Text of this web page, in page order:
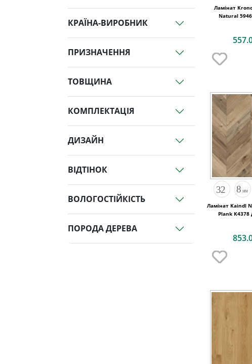
КРАЇНА-ВИРОБНИК
ПРИЗНАЧЕННЯ
ТОВЩИНА
КОМПЛЕКТАЦІЯ
ДИЗАЙН
ВІДТІНОК
ВОЛОГОСТІЙКІСТЬ
ПОРОДА ДЕРЕВА
Ламінат
Natural
Ламінат Kaindl
Plank K4378